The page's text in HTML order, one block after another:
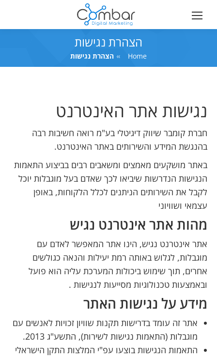
הצהרת נגישות
You are here:
Home הצהרת נגישות
נגישות אתר האינטרנט
חברת קומבר שיווק דיגיטלי בע"מ רואה חשיבות רבה
בהנגשת המידע והשירותים באתר האינטרנט.
באתר מושקעים מאמצים ומשאבים רבים בביצוע התאמות
הנגישות הנדרשות שיביאו לכך שאדם בעל מוגבלות יוכל
לקבל את השירותים הניתנים לכלל הלקוחות, באופן
עצמאי ושוויוני
מהות אתר אינטרנט נגיש
אתר אינטרנט נגיש, הינו אתר המאפשר לאדם עם
מוגבלות, לגלוש באותה רמת יעילות והנאה כגולשים
אחרים, תוך שימוש ביכולות המערכת עליה הוא פועל
ובאמצעות טכנולוגיות מסייעות לנגישות .
מידע על נגישות האתר
אתר זה עומד בדרישות תקנות שוויון זכויות לאנשים עם
מוגבלות (התאמות נגישות לשירות), התשע"ג 2013.
התאמות הנגישות בוצעו עפ"י המלצות התקן הישראלי